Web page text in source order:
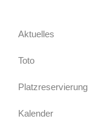
Aktuelles
Toto
Platzreservierung
Kalender